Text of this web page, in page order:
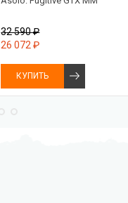
32 590 ₽
26 072 ₽
КУПИТЬ